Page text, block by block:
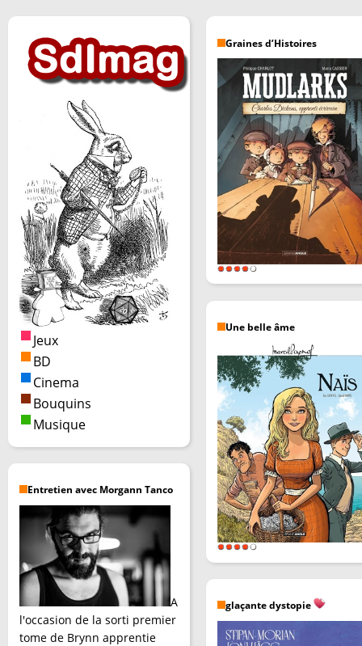
Jeux
BD
Cinema
Bouquins
Musique
Entretien avec Morgann Tanco
A
l'occasion de la sorti premier
tome de Brynn apprentie
Graines d’Histoires
Une belle âme
glaçante dystopie